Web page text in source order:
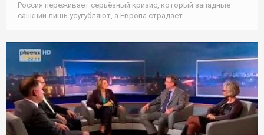
Россия переживает серьёзный кризис, который западные
санкции лишь усугубляют, а Европа страдает